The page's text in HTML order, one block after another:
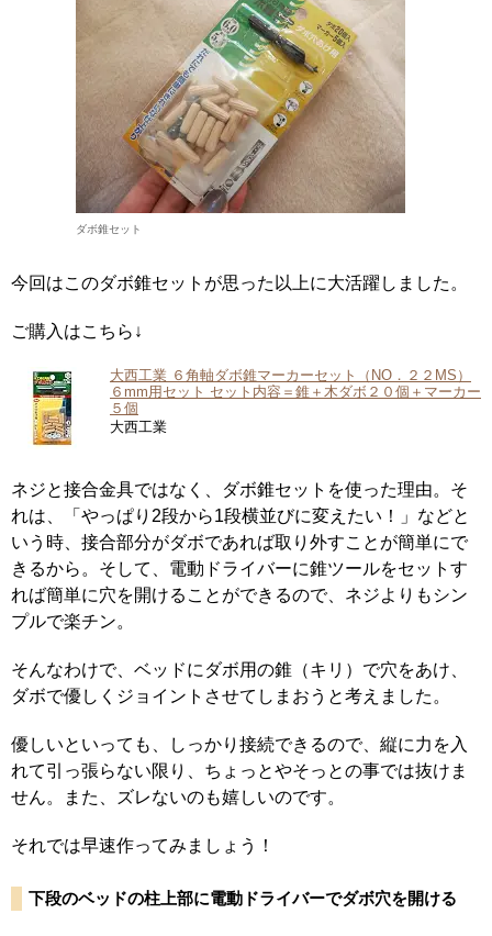
ダボ錐セット
今回はこのダボ錐セットが思った以上に大活躍しました。
ご購入はこちら↓
大西工業 ６角軸ダボ錐マーカーセット（NO．２２MS）
６mm用セット セット内容＝錐＋木ダボ２０個＋マーカー
５個
大西工業
ネジと接合金具ではなく、ダボ錐セットを使った理由。そ
れは、「やっぱり2段から1段横並びに変えたい！」などと
いう時、接合部分がダボであれば取り外すことが簡単にで
きるから。そして、電動ドライバーに錐ツールをセットす
れば簡単に穴を開けることができるので、ネジよりもシン
プルで楽チン。
そんなわけで、ベッドにダボ用の錐（キリ）で穴をあけ、
ダボで優しくジョイントさせてしまおうと考えました。
優しいといっても、しっかり接続できるので、縦に力を入
れて引っ張らない限り、ちょっとやそっとの事では抜けま
せん。また、ズレないのも嬉しいのです。
それでは早速作ってみましょう！
下段のベッドの柱上部に電動ドライバーでダボ穴を開ける